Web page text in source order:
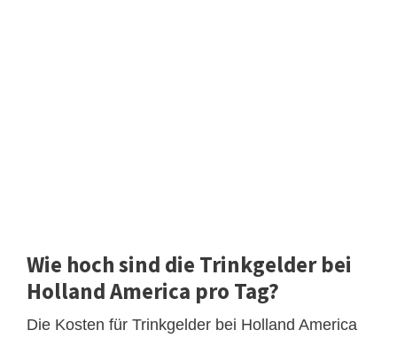
Wie hoch sind die Trinkgelder bei
Holland America pro Tag?
Die Kosten für Trinkgelder bei Holland America